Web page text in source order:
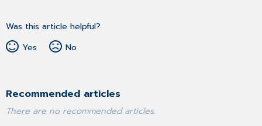
Was this article helpful?
Yes
No
Recommended articles
There are no recommended articles.